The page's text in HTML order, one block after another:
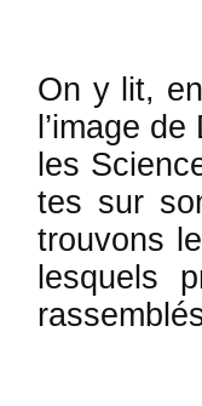
On y lit,
l’image
les
tes sur
trouvons
lesquels